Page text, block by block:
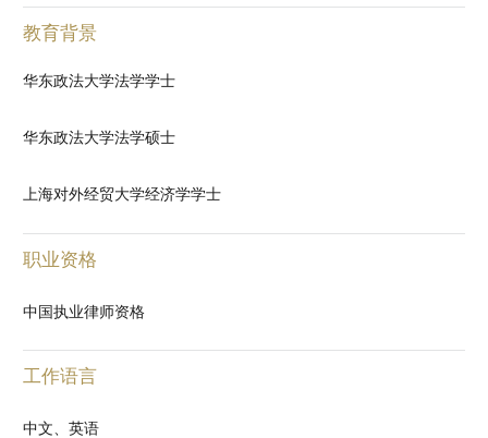
教育背景
华东政法大学法学学士
华东政法大学法学硕士
上海对外经贸大学经济学学士
职业资格
中国执业律师资格
工作语言
中文、英语